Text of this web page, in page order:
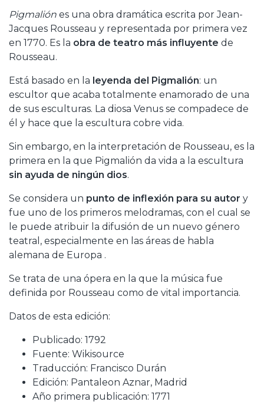
Pigmalión es una obra dramática escrita por Jean-
Jacques Rousseau y representada por primera vez
en 1770. Es la obra de teatro más influyente de
Rousseau.
Está basado en la leyenda del Pigmalión: un
escultor que acaba totalmente enamorado de una
de sus esculturas. La diosa Venus se compadece de
él y hace que la escultura cobre vida.
Sin embargo, en la interpretación de Rousseau, es la
primera en la que Pigmalión da vida a la escultura
sin ayuda de ningún dios.
Se considera un punto de inflexión para su autor y
fue uno de los primeros melodramas, con el cual se
le puede atribuir la difusión de un nuevo género
teatral, especialmente en las áreas de habla
alemana de Europa .
Se trata de una ópera en la que la música fue
definida por Rousseau como de vital importancia.
Datos de esta edición:
Publicado: 1792
Fuente: Wikisource
Traducción: Francisco Durán
Edición: Pantaleon Aznar, Madrid
Año primera publicación: 1771